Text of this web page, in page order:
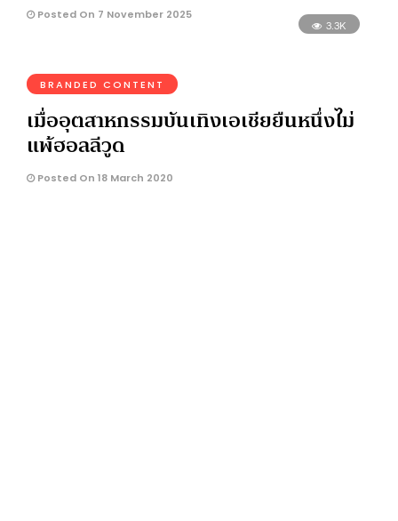
Posted On 7 November 2025
3.3K
BRANDED CONTENT
เมื่ออุตสาหกรรมบันเทิงเอเชียยืนหนึ่งไม่
แพ้ฮอลลีวูด
Posted On 18 March 2020